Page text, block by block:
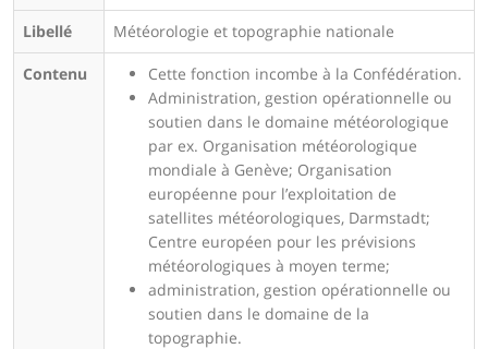
Libellé Météorologie et topographie nationale
Contenu
Cette fonction incombe à la Confédération.
Administration, gestion opérationnelle ou
soutien dans le domaine météorologique
par ex. Organisation météorologique
mondiale à Genève; Organisation
européenne pour l’exploitation de
satellites météorologiques, Darmstadt;
Centre européen pour les prévisions
météorologiques à moyen terme;
administration, gestion opérationnelle ou
soutien dans le domaine de la
topographie.